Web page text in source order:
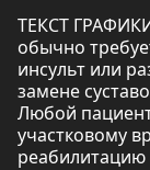
ТЕКСТ
обычно
инсульт или
замене
Любой
участковому